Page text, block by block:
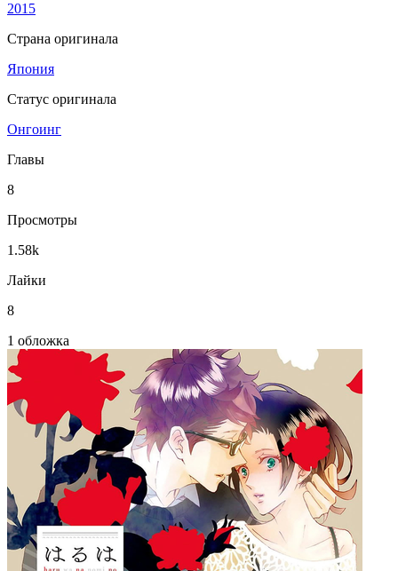
2015
Страна оригинала
Япония
Статус оригинала
Онгоинг
Главы
8
Просмотры
1.58k
Лайки
8
1 обложка